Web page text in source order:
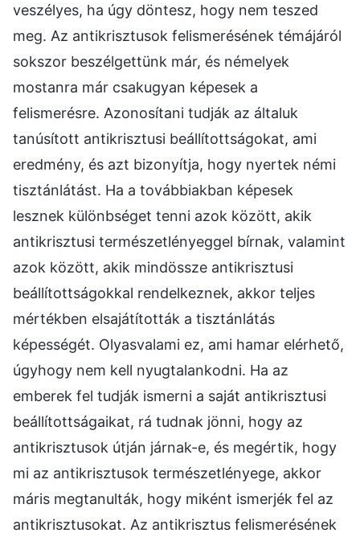
veszélyes, ha úgy döntesz, hogy nem teszed
meg. Az antikrisztusok felismerésének témájáról
sokszor beszélgettünk már, és némelyek
mostanra már csakugyan képesek a
felismerésre. Azonosítani tudják az általuk
tanúsított antikrisztusi beállítottságokat, ami
eredmény, és azt bizonyítja, hogy nyertek némi
tisztánlátást. Ha a továbbiakban képesek
lesznek különbséget tenni azok között, akik
antikrisztusi természetlényeggel bírnak, valamint
azok között, akik mindössze antikrisztusi
beállítottságokkal rendelkeznek, akkor teljes
mértékben elsajátították a tisztánlátás
képességét. Olyasvalami ez, ami hamar elérhető,
úgyhogy nem kell nyugtalankodni. Ha az
emberek fel tudják ismerni a saját antikrisztusi
beállítottságaikat, rá tudnak jönni, hogy az
antikrisztusok útján járnak-e, és megértik, hogy
mi az antikrisztusok természetlényege, akkor
máris megtanulták, hogy miként ismerjék fel az
antikrisztusokat. Az antikrisztus felismerésének